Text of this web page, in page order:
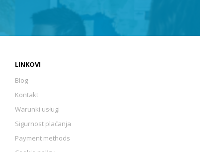
LINKOVI
Blog
Kontakt
Warunki usługi
Sigurnost plaćanja
Payment methods